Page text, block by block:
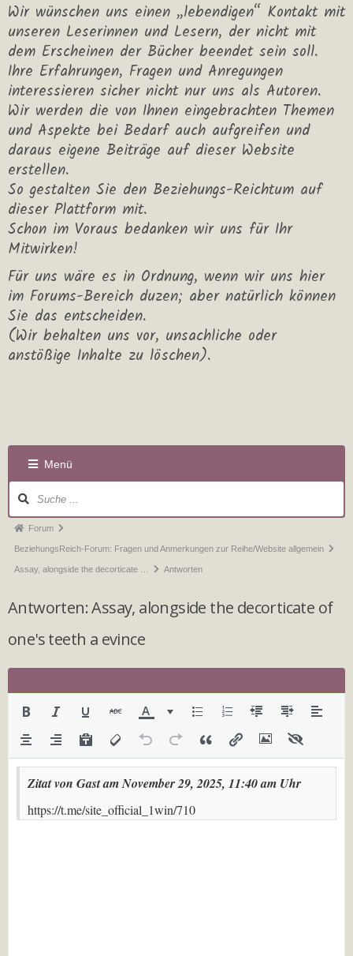
Wir wünschen uns einen „lebendigen“ Kontakt mit
unseren Leserinnen und Lesern, der nicht mit
dem Erscheinen der Bücher beendet sein soll.
Ihre Erfahrungen, Fragen und Anregungen
interessieren sicher nicht nur uns als Autoren.
Wir werden die von Ihnen eingebrachten Themen
und Aspekte bei Bedarf auch aufgreifen und
daraus eigene Beiträge auf dieser Website
erstellen.
So gestalten Sie den Beziehungs-Reichtum auf
dieser Plattform mit.
Schon im Voraus bedanken wir uns für Ihr
Mitwirken!
Für uns wäre es in Ordnung, wenn wir uns hier
im Forums-Bereich duzen; aber natürlich können
Sie das entscheiden.
(Wir behalten uns vor, unsachliche oder
anstößige Inhalte zu löschen).
Menü
Forum
BeziehungsReich-Forum: Fragen und Anmerkungen zur Reihe/Website allgemein
Assay, alongside the decorticate … Antworten
Antworten: Assay, alongside the decorticate of
one's teeth a evince